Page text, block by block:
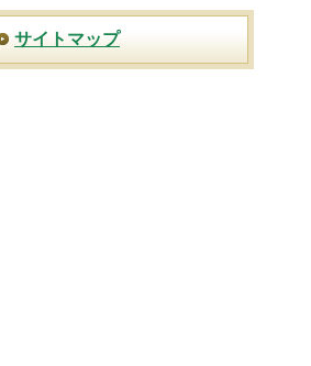
サイトマップ